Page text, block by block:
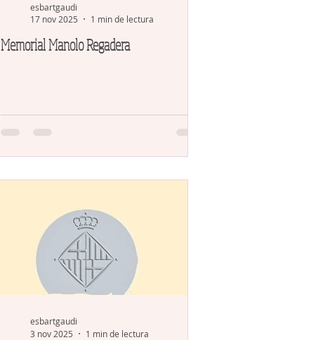
Memorial Manolo Regadera
esbartgaudi
17 nov 2025
1 min de lectura
esbartgaudi
3 nov 2025
1 min de lectura